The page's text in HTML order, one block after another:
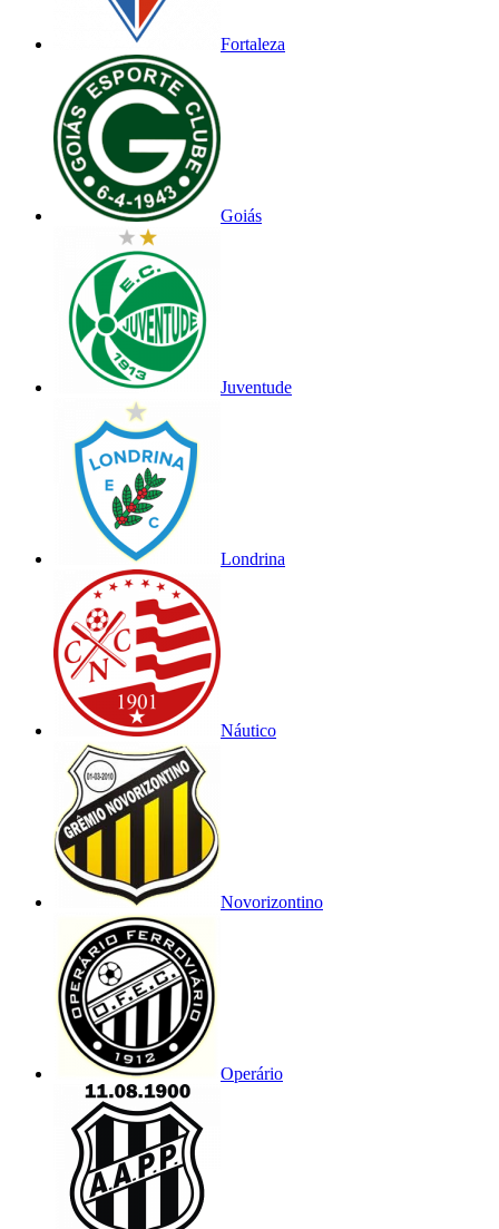
Fortaleza
Goiás
Juventude
Londrina
Náutico
Novorizontino
Operário